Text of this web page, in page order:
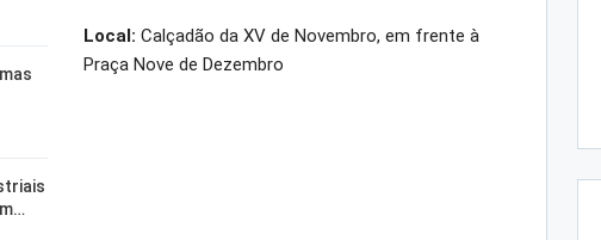
Local: Calçadão da XV de Novembro, em frente à
Praça Nove de Dezembro